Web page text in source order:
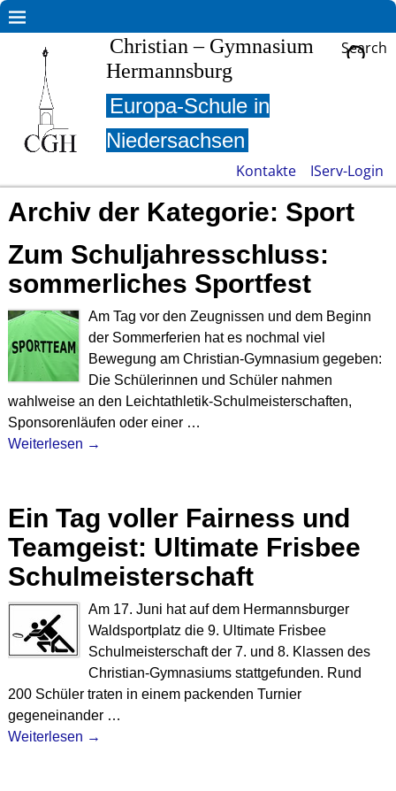
Christian – Gymnasium
Hermannsburg
Search
Europa-Schule in
Niedersachsen
Kontakte IServ-Login
Archiv der Kategorie: Sport
Zum Schuljahresschluss:
sommerliches Sportfest
Am Tag vor den Zeugnissen und dem Beginn
der Sommerferien hat es nochmal viel
Bewegung am Christian-Gymnasium gegeben:
Die Schülerinnen und Schüler nahmen
wahlweise an den Leichtathletik-Schulmeisterschaften,
Sponsorenläufen oder einer …
Weiterlesen →
Ein Tag voller Fairness und
Teamgeist: Ultimate Frisbee
Schulmeisterschaft
Am 17. Juni hat auf dem Hermannsburger
Waldsportplatz die 9. Ultimate Frisbee
Schulmeisterschaft der 7. und 8. Klassen des
Christian-Gymnasiums stattgefunden. Rund
200 Schüler traten in einem packenden Turnier
gegeneinander …
Weiterlesen →